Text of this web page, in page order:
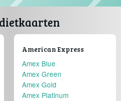
American Express
Amex Blue
Amex Green
Amex Gold
Amex Platinum